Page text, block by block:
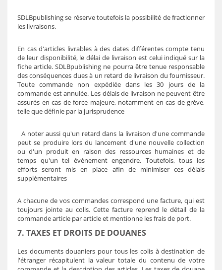
SDLBpublishingse réserve toutefois la possibilité de fractionner
les livraisons.
En cas d'articles livrables à des dates différentes compte tenu
de leur disponibilité, le délai de livraison est celui indiqué sur la
fiche article. SDLBpublishing ne pourra être tenue responsable
des conséquences dues à un retard de livraison du fournisseur.
Toute commande non expédiée dans les 30 jours de la
commande est annulée. Les délais de livraison ne peuvent être
assurés en cas de force majeure, notamment en cas de grève,
telle que définie par la jurisprudence
A noter aussi qu'un retard dans la livraison d'une commande
peut se produire lors du lancement d'une nouvelle collection
ou d'un produit en raison des ressources humaines et de
temps qu'un tel évènement engendre. Toutefois, tous les
efforts seront mis en place afin de minimiser ces délais
supplémentaires
A chacune de vos commandes correspond une facture, qui est
toujours jointe au colis. Cette facture reprend le détail de la
commande article par article et mentionne les frais de port.
7. TAXES ET DROITS DE DOUANES
Les documents douaniers pour tous les colis à destination de
l'étranger récapitulent la valeur totale du contenu de votre